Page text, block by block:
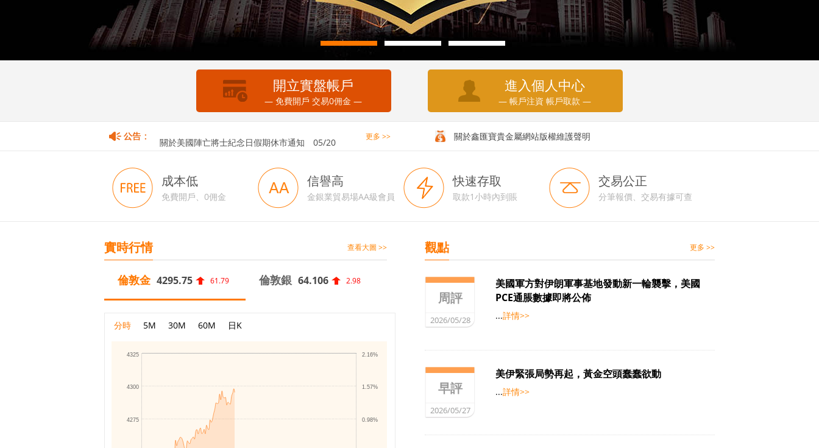
開立實盤帳戶
— 免費開戶 交易0佣金 —
進入個人中心
— 帳戶注資 帳戶取款 —
關於香港佛誕假期暫停取款服務通知 05/20
關於美國陣亡將士紀念日假期休市通知 更多 >> 關於鑫匯寶貴金屬網站版權維護聲明
成本低
免費開戶、0佣金
信譽高
金銀業貿易場AA級會員
快速存取
取款1小時內到賬
交易公正
分筆報價、交易有據可查
實時行情 查看大圖 >>
倫敦金 4295.75 61.79 倫敦銀 64.106 2.98
分時 5M 30M 60M 日K
4275
4300
4325
0.98%
1.57%
2.16%
觀點 更多 >>
周評
2026/05/28
美國軍方對伊朗軍事基地發動新一輪襲擊，美國
PCE通脹數據即將公佈
...詳情>>
早評
2026/05/27
美伊緊張局勢再起，黃金空頭蠢蠢欲動
...詳情>>